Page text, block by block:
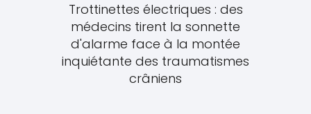
Trottinettes électriques : des
médecins tirent la sonnette
d'alarme face à la montée
inquiétante des traumatismes
crâniens